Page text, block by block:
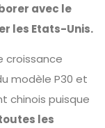
avec le
les Etats-Unis.
croissance
modèle P30 et
chinois puisque
les